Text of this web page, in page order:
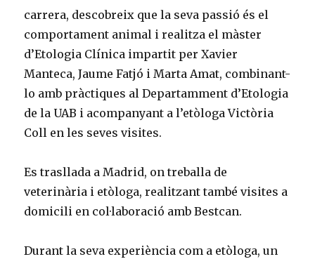
carrera, descobreix que la seva passió és el
comportament animal i realitza el màster
d’Etologia Clínica impartit per Xavier
Manteca, Jaume Fatjó i Marta Amat, combinant-
lo amb pràctiques al Departamment d’Etologia
de la UAB i acompanyant a l’etòloga Victòria
Coll en les seves visites.
Es trasllada a Madrid, on treballa de
veterinària i etòloga, realitzant també visites a
domicili en col·laboració amb Bestcan.
Durant la seva experiència com a etòloga, un